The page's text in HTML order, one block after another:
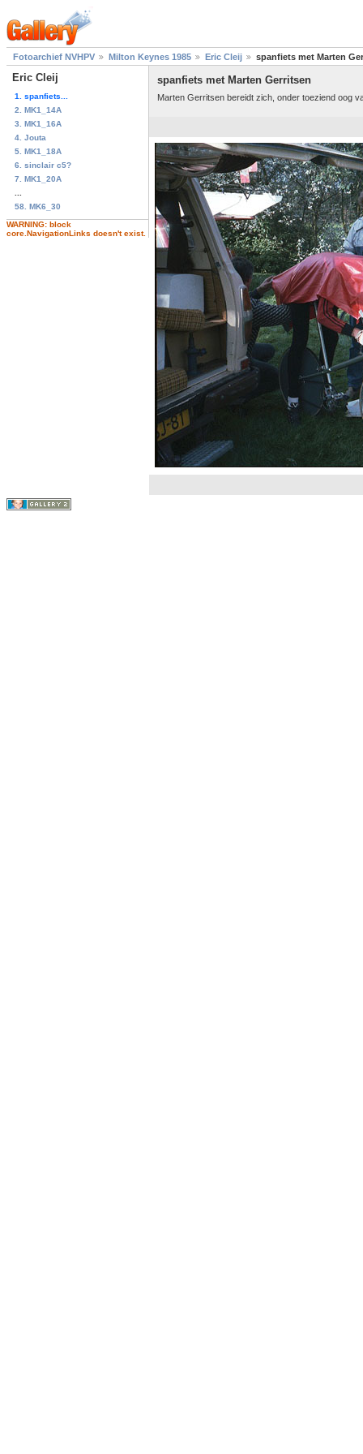
Fotoarchief NVHPV Milton Keynes 1985 Eric Cleij spanfiets met Marten
Eric Cleij
1. spanfiets...
2. MK1_14A
3. MK1_16A
4. Jouta
5. MK1_18A
6. sinclair c5?
7. MK1_20A
58. MK6_30
WARNING: block
core.NavigationLinks doesn't exist.
spanfiets met Marten Gerritsen
Marten Gerritsen bereidt zich, onder toeziend oog